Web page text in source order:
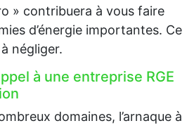
» contribuera à vous faire
d’énergie importantes. Ce
négliger.
à une entreprise RGE
domaines, l’arnaque à